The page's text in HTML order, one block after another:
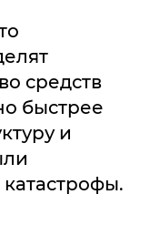
средств
быстрее
и